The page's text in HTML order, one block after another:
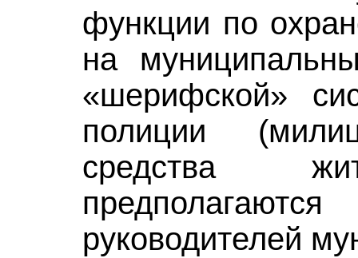
функции по
на
«шерифской»
полиции
средства
руководителей